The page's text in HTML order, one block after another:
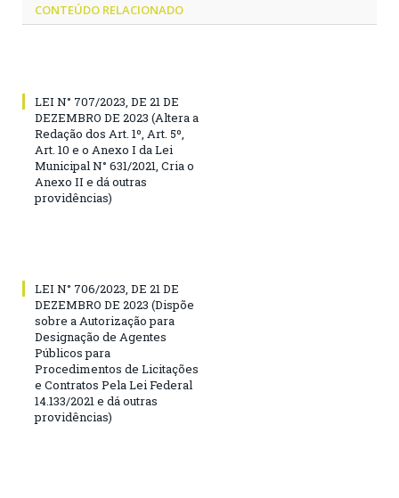
CONTEÚDO RELACIONADO
LEI N° 707/2023, DE 21 DE
DEZEMBRO DE 2023 (Altera a
Redação dos Art. 1º, Art. 5º,
Art. 10 e o Anexo I da Lei
Municipal N° 631/2021, Cria o
Anexo II e dá outras
providências)
LEI N° 706/2023, DE 21 DE
DEZEMBRO DE 2023 (Dispõe
sobre a Autorização para
Designação de Agentes
Públicos para
Procedimentos de Licitações
e Contratos Pela Lei Federal
14.133/2021 e dá outras
providências)